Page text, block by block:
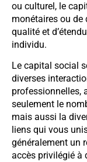
ou culturel, le
monétaires ou de
qualité et
individu.
Le capital social
diverses
professionnelles,
seulement le
mais aussi la
liens qui vous
généralement un
accès privilégié à